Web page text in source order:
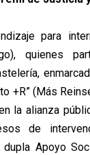
para
quienes
+R” (Más
la alianza
de
Apoyo